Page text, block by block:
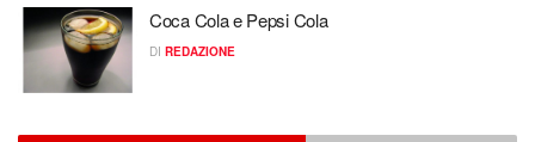
Coca Cola e Pepsi Cola
DI REDAZIONE